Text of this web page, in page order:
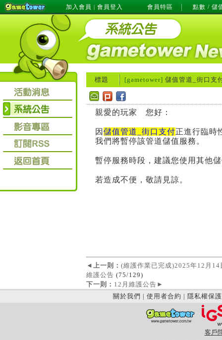
加入會員 | 會員登入 會員特區 點數 / 儲
標題 [gametower] 儲值管道_街口支
親愛的玩家 您好：
因 儲值管道_街口支付正進行臨時
我們將暫停該管道儲值服務。
暫停服務時段，建議您使用其他
若造成不便，敬請見諒。
◄ 上一則： (維護作業已完成)2025年12月
維護公告 (75/129)
下一則： 12月維護公告 ►
關於我們 | 使用者合約 | 隱私權保護
客戶